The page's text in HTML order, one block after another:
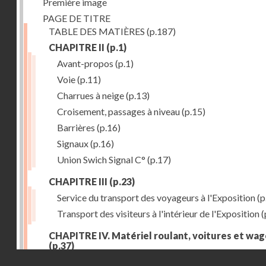
PAGE DE TITRE
TABLE DES MATIÈRES (p.187)
CHAPITRE II (p.1)
Avant-propos (p.1)
Voie(p.11)
Charrues à neige(p.13)
Croisement, passages à niveau(p.15)
Barrières (p.16)
Signaux(p.16)
Union Swich Signal C° (p.17)
CHAPITRE III (p.23)
Service du transport des voyageurs à l'Exposition
Transport des visiteurs à l'intérieur de l'Exposition
CHAPITRE IV. Matériel roulant, voitures et
(p.37)